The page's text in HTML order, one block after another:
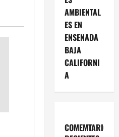
AMBIENTAL
ES EN
ENSENADA
BAJA
CALIFORNI
A
COMEMTARIOS